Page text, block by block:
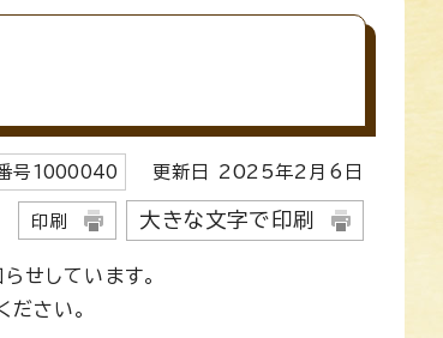
号1000040 更新日 2025年2月6日
印刷 大きな文字で印刷
せしています。
さい。